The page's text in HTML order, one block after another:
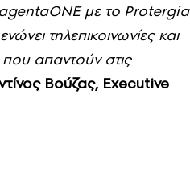
με το Protergia
τηλεπικοινωνίες και
απαντούν στις
Βούζας, Executive